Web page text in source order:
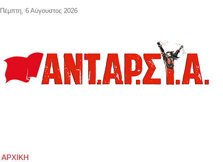
ΑΡΧΙΚΉ
Πέμπτη, 6 Αύγουστος 2026